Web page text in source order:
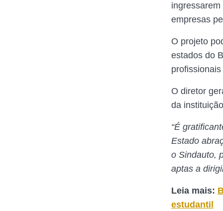
empresas
O projeto
estados do
O diretor
da
“É
Estado
o Sindauto,
aptas a
Leia mais:
estudantil